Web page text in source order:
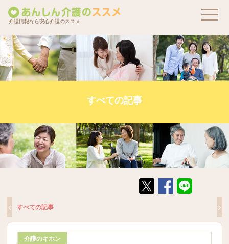
介護情報なら安心介護のススメ
すべての記事
すべての記事
介護のキホン